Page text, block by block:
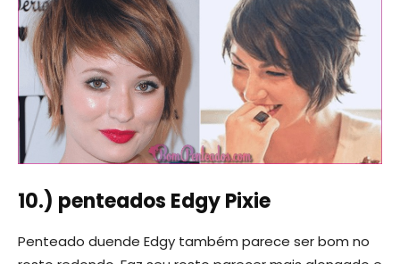
10.) penteados Edgy Pixie
Penteado duende Edgy também parece ser bom no